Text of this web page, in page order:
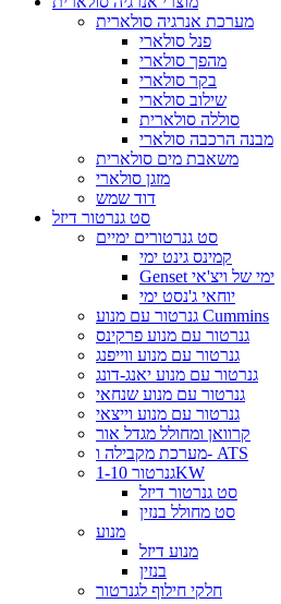
מערכת אנרגיה סולארית
פנל סולארי
מהפך סולארי
בקר סולארי
שילוב סולארי
סוללה סולארית
מבנה הרכבה סולארי
משאבת מים סולארית
מזגן סולארי
דוד שמש
סט גנרטור דיזל
סט גנרטורים ימיים
קמינס גינט ימי
Genset ימי של ויצ'אי
יוחאי ג'נסט ימי
גנרטור עם מנוע Cummins
גנרטור עם מנוע פרקינס
גנרטור עם מנוע ווייפנג
גנרטור עם מנוע יאנג-דונג
גנרטור עם מנוע שנחאי
גנרטור עם מנוע וייצאי
קרוואן ומחולל מגדל אור
מערכת מקבילה ו- ATS
גנרטור 1-10KW
סט גנרטור דיזל
סט מחולל בנזין
מנוע
מנוע דיזל
בנזין
חלקי חילוף לגנרטור